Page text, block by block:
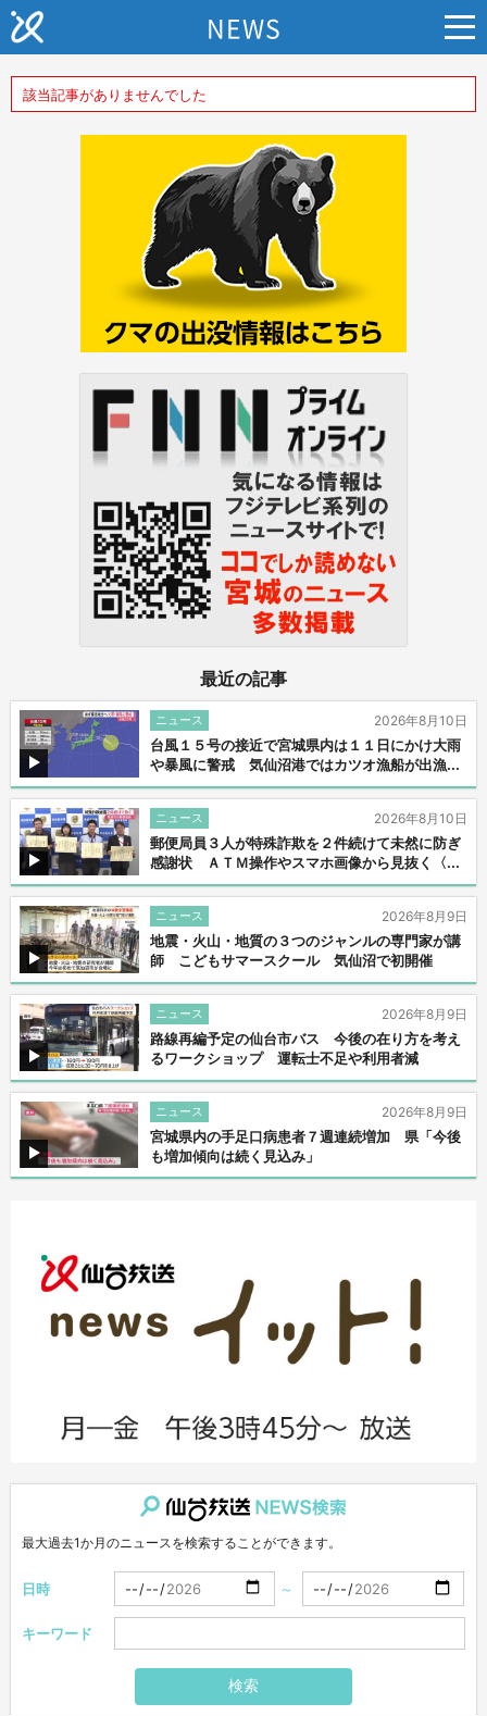
NEWS
該当記事がありませんでした
最近の記事
ニュース
台風１５号の接近で宮城県内は１１日にかけ大雨
や暴風に警戒 気仙沼港ではカツオ漁船が出漁...
2026年8月10日
ニュース
郵便局員３人が特殊詐欺を２件続けて未然に防ぎ
感謝状 ＡＴＭ操作やスマホ画像から見抜く〈...
2026年8月10日
ニュース
地震・火山・地質の３つのジャンルの専門家が講
師 こどもサマースクール 気仙沼で初開催
2026年8月9日
ニュース
路線再編予定の仙台市バス 今後の在り方を考え
るワークショップ 運転士不足や利用者減
2026年8月9日
ニュース
宮城県内の手足口病患者７週連続増加 県「今後
も増加傾向は続く見込み」
2026年8月9日
最大過去1か月のニュースを検索することができます。
日時 ～
キーワード
検索